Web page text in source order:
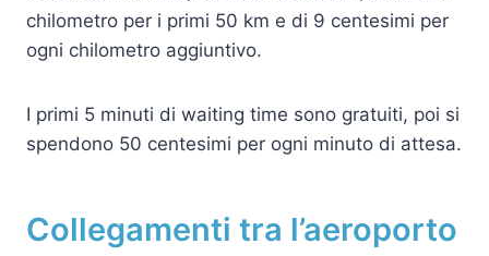
chilometro per i primi 50 km e di 9 centesimi per
ogni chilometro aggiuntivo.
I primi 5 minuti di waiting time sono gratuiti, poi si
spendono 50 centesimi per ogni minuto di attesa.
Collegamenti tra l’aeroporto